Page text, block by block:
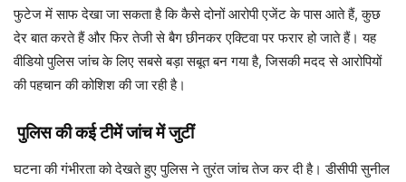
फुटेज में साफ देखा जा सकता है कि कैसे दोनों आरोपी एजेंट के पास आते हैं, कुछ
देर बात करते हैं और फिर तेजी से बैग छीनकर एक्टिवा पर फरार हो जाते हैं। यह
वीडियो पुलिस जांच के लिए सबसे बड़ा सबूत बन गया है, जिसकी मदद से आरोपियों
की पहचान की कोशिश की जा रही है।
पुलिस की कई टीमें जांच में जुटीं
घटना की गंभीरता को देखते हुए पुलिस ने तुरंत जांच तेज कर दी है। डीसीपी सुनील